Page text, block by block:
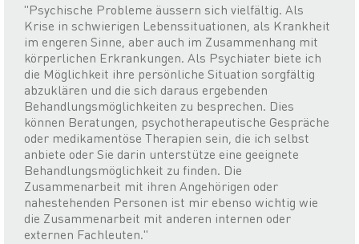
"Psychische Probleme äussern sich vielfältig. Als
Krise in schwierigen Lebenssituationen, als Krankheit
im engeren Sinne, aber auch im Zusammenhang mit
körperlichen Erkrankungen. Als Psychiater biete ich
die Möglichkeit ihre persönliche Situation sorgfältig
abzuklären und die sich daraus ergebenden
Behandlungsmöglichkeiten zu besprechen. Dies
können Beratungen, psychotherapeutische Gespräche
oder medikamentöse Therapien sein, die ich selbst
anbiete oder Sie darin unterstütze eine geeignete
Behandlungsmöglichkeit zu finden. Die
Zusammenarbeit mit ihren Angehörigen oder
nahestehenden Personen ist mir ebenso wichtig wie
die Zusammenarbeit mit anderen internen oder
externen Fachleuten."